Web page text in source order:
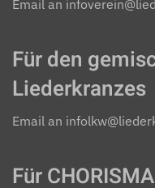
Email an
Für den
Liederkranzes
Email an
Für CHORISMA